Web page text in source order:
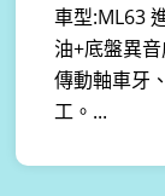
車型:ML63
油+底盤異
傳動軸車牙
工。...